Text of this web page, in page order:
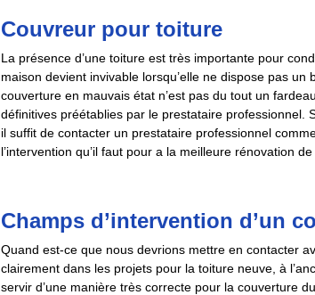
Couvreur pour toiture
La présence d’une toiture est très importante pour
maison devient invivable lorsqu’elle ne dispose pas
couverture en mauvais état n’est pas du tout un
définitives préétablies par le prestataire professionnel.
il suffit de contacter un prestataire professionnel
l’intervention qu’il faut pour a la meilleure rénovation
Champs d’intervention d’un
Quand est-ce que nous devrions mettre en contacter
clairement dans les projets pour la toiture neuve, à
servir d’une manière très correcte pour la couverture